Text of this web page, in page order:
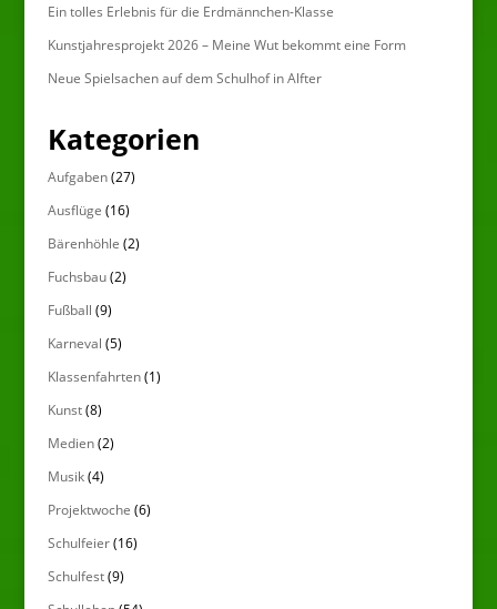
Ein tolles Erlebnis für die Erdmännchen-Klasse
Kunstjahresprojekt 2026 – Meine Wut bekommt eine Form
Neue Spielsachen auf dem Schulhof in Alfter
Kategorien
Aufgaben(27)
Ausflüge (16)
Bärenhöhle (2)
Fuchsbau(2)
Fußball (9)
Karneval (5)
Klassenfahrten(1)
Kunst(8)
Medien(2)
Musik(4)
Projektwoche (6)
Schulfeier(16)
Schulfest(9)